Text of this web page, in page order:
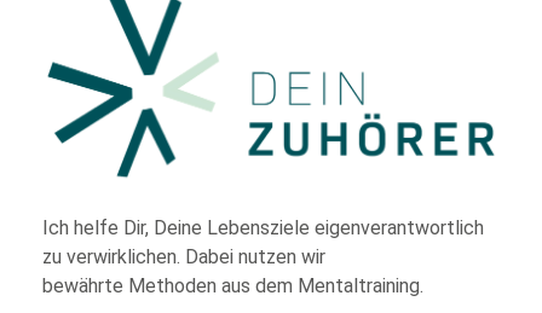
Ich helfe Dir, Deine Lebensziele eigenverantwortlich
zu verwirklichen. Dabei nutzen wir
bewährte Methoden aus dem Mentaltraining.